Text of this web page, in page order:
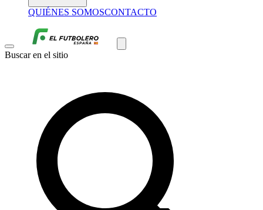
QUIÉNES SOMOSCONTACTO
Buscar en el sitio